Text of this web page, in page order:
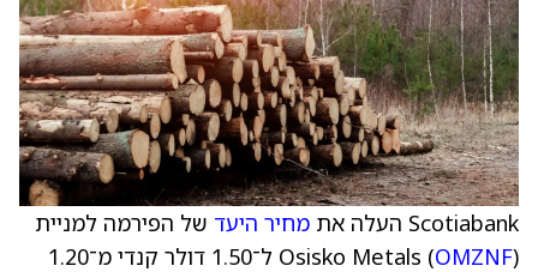
Scotiabank העלה את מחיר היעד של הפירמה למניית
Osisko Metals (OMZNF
) ל־1.50 דולר קנדי מ־1.20